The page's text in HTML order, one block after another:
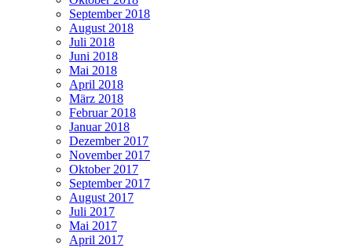
September 2018
August 2018
Juli 2018
Juni 2018
Mai 2018
April 2018
März 2018
Februar 2018
Januar 2018
Dezember 2017
November 2017
Oktober 2017
September 2017
August 2017
Juli 2017
Mai 2017
April 2017